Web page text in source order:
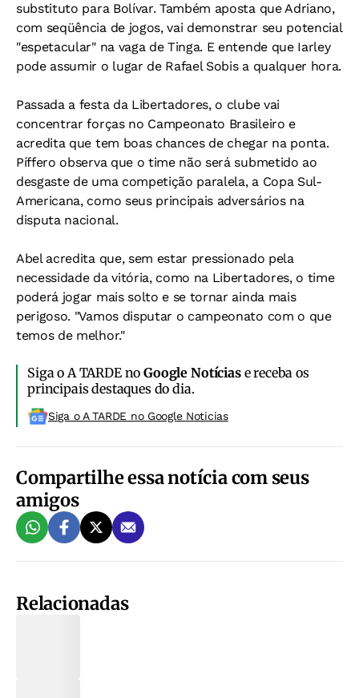
substituto para Bolívar. Também aposta que Adriano,
com seqüência de jogos, vai demonstrar seu potencial
"espetacular" na vaga de Tinga. E entende que Iarley
pode assumir o lugar de Rafael Sobis a qualquer hora.
Passada a festa da Libertadores, o clube vai
concentrar forças no Campeonato Brasileiro e
acredita que tem boas chances de chegar na ponta.
Píffero observa que o time não será submetido ao
desgaste de uma competição paralela, a Copa Sul-
Americana, como seus principais adversários na
disputa nacional.
Abel acredita que, sem estar pressionado pela
necessidade da vitória, como na Libertadores, o time
poderá jogar mais solto e se tornar ainda mais
perigoso. "Vamos disputar o campeonato com o que
temos de melhor."
Siga o A TARDE noGoogle Notíciase receba os
principais destaques do dia.
Siga o A TARDE no Google Noticias
Compartilhe essa notícia com seus
amigos
Relacionadas